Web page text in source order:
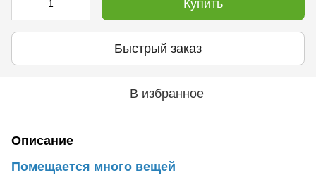
Купить
Быстрый заказ
В избранное
Описание
Помещается много вещей